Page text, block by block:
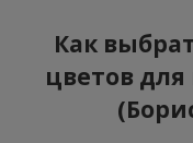
Как
цветов